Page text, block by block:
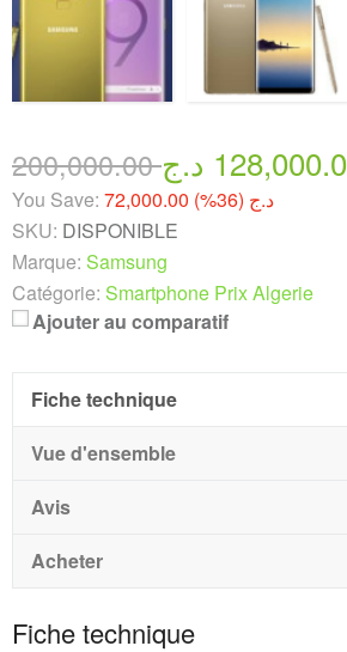
You Save:
72,000.00 د.ج (36%)
SKU: DISPONIBLE
Marque: Samsung
Catégorie: Smartphone Prix Algerie
Ajouter au comparatif
Fiche technique
Vue d'ensemble
Avis
Acheter
Fiche technique